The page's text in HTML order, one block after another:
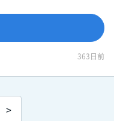
363日前
>